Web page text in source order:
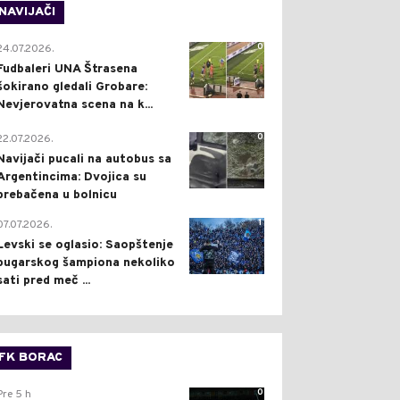
NAVIJAČI
0
UNA Štrasena
gledali Grobare:
scena na k...
0
pucali na autobus sa
Dvojica su
u bolnicu
1
se oglasio: Saopštenje
šampiona nekoliko
pred meč ...
FK BORAC
0
5 h